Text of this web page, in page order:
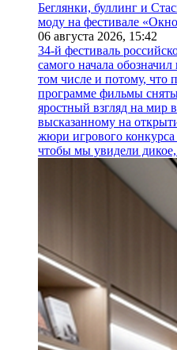
Беглянки, буллинг и
моду на фестивале
06 августа 2026, 15:42
34-й фестиваль
самого начала
том числе и потому, что
программе фильмы
яростный взгляд на мир
высказанному на
жюри игрового
чтобы мы увидели